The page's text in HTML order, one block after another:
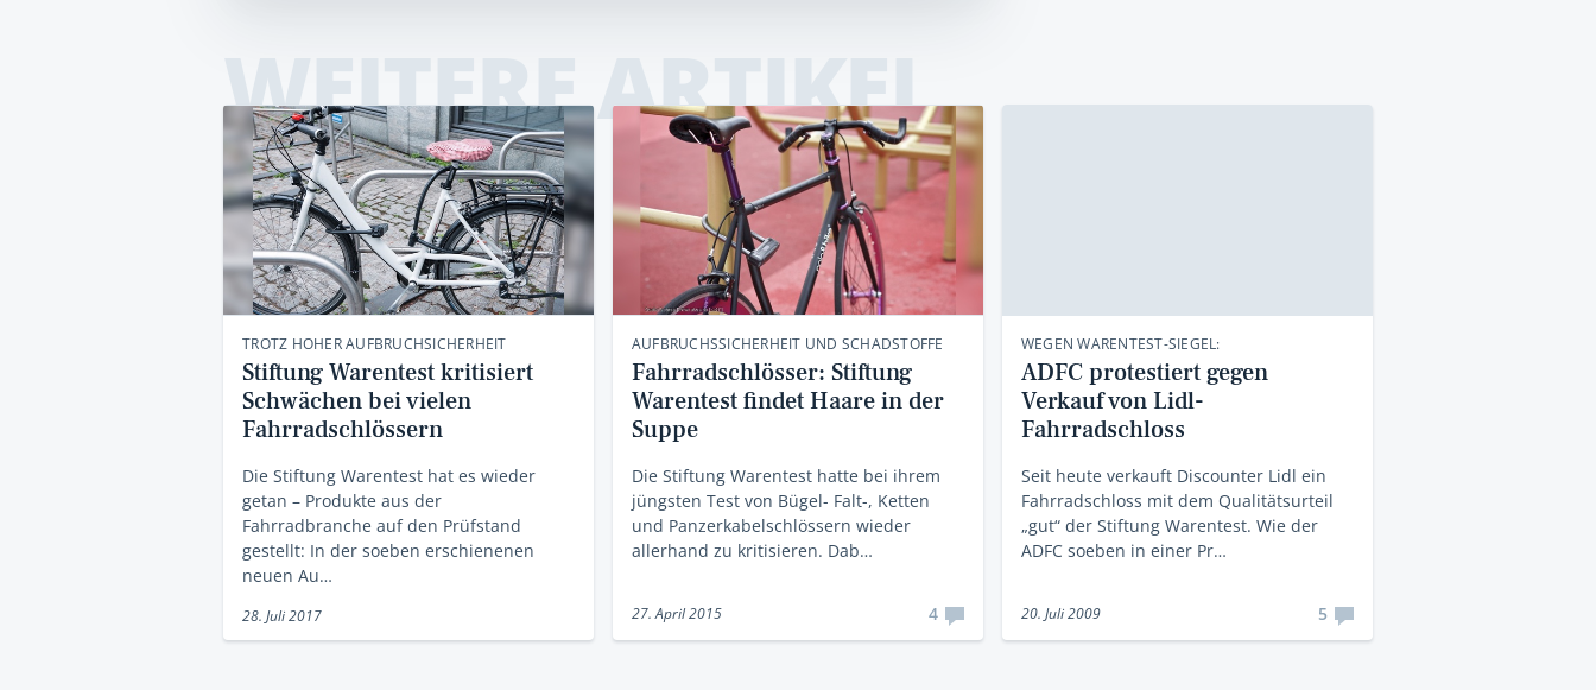
WEITERE ARTIKEL
TROTZ HOHER AUFBRUCHSICHERHEIT
Stiftung Warentest kritisiert
Schwächen bei vielen
Fahrradschlössern
Die Stiftung Warentest hat es wieder
getan – Produkte aus der
Fahrradbranche auf den Prüfstand
gestellt: In der soeben erschienenen
neuen Au…
28. Juli 2017
AUFBRUCHSSICHERHEIT UND SCHADSTOFFE
Fahrradschlösser: Stiftung
Warentest findet Haare in der
Suppe
Die Stiftung Warentest hatte bei ihrem
jüngsten Test von Bügel- Falt-, Ketten
und Panzerkabelschlössern wieder
allerhand zu kritisieren. Dab…
27. April 2015 4
WEGEN WARENTEST-SIEGEL:
ADFC protestiert gegen
Verkauf von Lidl-
Fahrradschloss
Seit heute verkauft Discounter Lidl ein
Fahrradschloss mit dem Qualitätsurteil
„gut“ der Stiftung Warentest. Wie der
ADFC soeben in einer Pr…
20. Juli 2009 5